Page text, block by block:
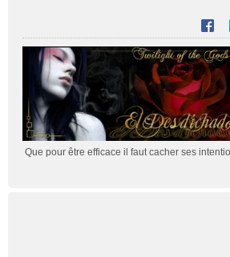
Que pour être efficace il faut cacher ses